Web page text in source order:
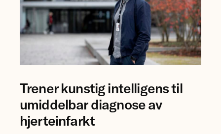
Bjørn-
Jostein
Singstad
ved
Trener kunstig intelligens til
umiddelbar diagnose av
hjerteinfarkt